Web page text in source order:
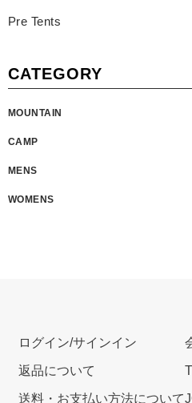
Pre Tents
CATEGORY
MOUNTAIN
CAMP
MENS
WOMENS
ログイン/サインイン
返品について
送料・お支払い方法について